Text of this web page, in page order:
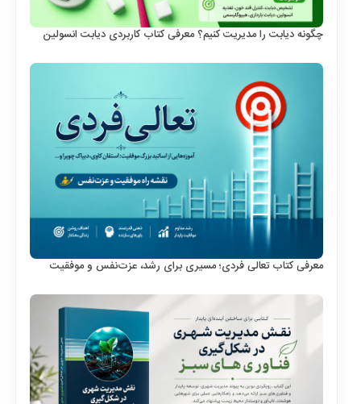
چگونه دیابت را مدیریت کنیم؟ معرفی کتاب کاربردی دیابت انسولین
معرفی کتاب تعالی فردی؛ مسیری برای رشد، عزت‌نفس و موفقیت